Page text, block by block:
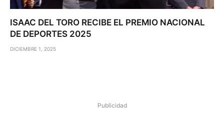
ISAAC DEL TORO RECIBE EL PREMIO NACIONAL
DE DEPORTES 2025
DICIEMBRE 1, 2025
Publicidad